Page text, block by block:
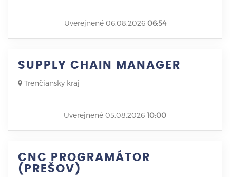
Uverejnené 06.08.2026 06:54
SUPPLY CHAIN MANAGER
Trenčiansky kraj
Uverejnené 05.08.2026 10:00
CNC PROGRAMÁTOR
(PREŠOV)